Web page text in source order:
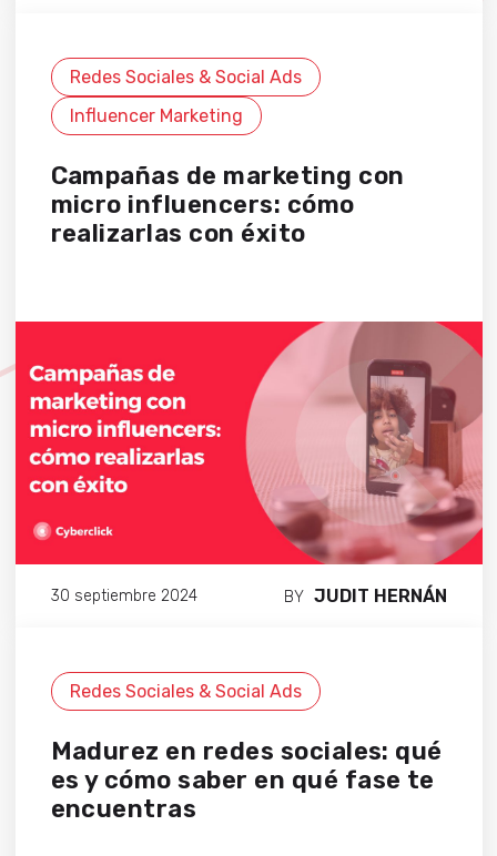
Redes Sociales & Social Ads
Influencer Marketing
Campañas de marketing con
micro influencers: cómo
realizarlas con éxito
30 septiembre 2024 BY JUDIT HERNÁN
Redes Sociales & Social Ads
Madurez en redes sociales: qué
es y cómo saber en qué fase te
encuentras